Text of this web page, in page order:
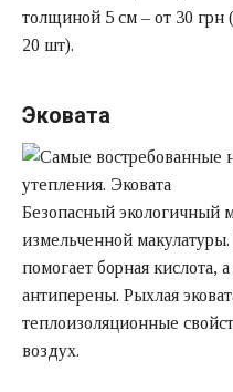
толщиной 5 см – от 30 грн
20 шт).
Эковата
Безопасный экологичный
измельченной
помогает борная кислота,
антиперены. Рыхлая
теплоизоляционные
воздух.